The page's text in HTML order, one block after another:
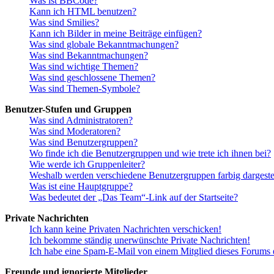
Kann ich HTML benutzen?
Was sind Smilies?
Kann ich Bilder in meine Beiträge einfügen?
Was sind globale Bekanntmachungen?
Was sind Bekanntmachungen?
Was sind wichtige Themen?
Was sind geschlossene Themen?
Was sind Themen-Symbole?
Benutzer-Stufen und Gruppen
Was sind Administratoren?
Was sind Moderatoren?
Was sind Benutzergruppen?
Wo finde ich die Benutzergruppen und wie trete ich ihnen bei?
Wie werde ich Gruppenleiter?
Weshalb werden verschiedene Benutzergruppen farbig
Was ist eine Hauptgruppe?
Was bedeutet der „Das Team“-Link auf der Startseite?
Private Nachrichten
Ich kann keine Privaten Nachrichten verschicken!
Ich bekomme ständig unerwünschte Private Nachrichten!
Ich habe eine Spam-E-Mail von einem Mitglied dieses Forums